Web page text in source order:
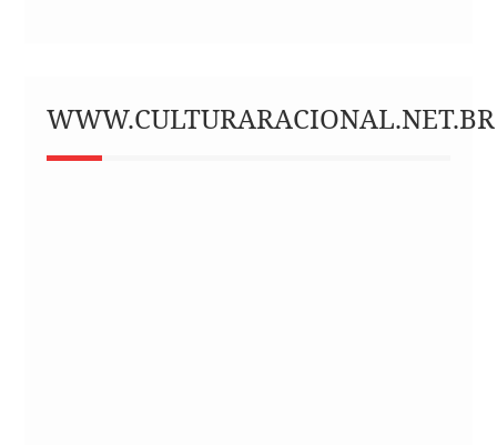
WWW.CULTURARACIONAL.NET.BR